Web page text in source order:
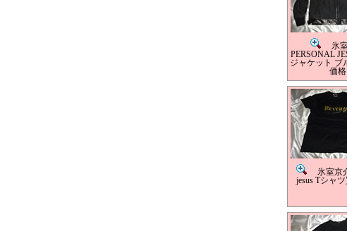
氷
PERSONAL
ジャケット ブ
価格
氷室京
jesus Tシャ